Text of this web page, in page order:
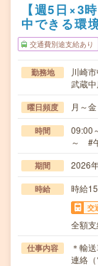
【週5日×3
中できる環
交通費別途支給あり
勤務地
川崎
武蔵
曜日頻度 月～
時間
09:00
～ #
期間 2026
時給 時給
交
全額
仕事内容
＊輸
連絡